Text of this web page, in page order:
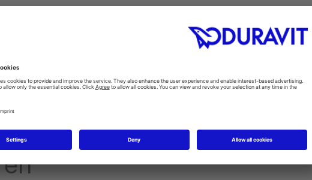
Med
Waschtisch
#034285